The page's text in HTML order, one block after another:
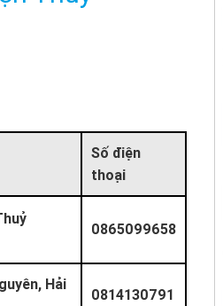
Số điện
thoại
0865099658
Hải
0814130791